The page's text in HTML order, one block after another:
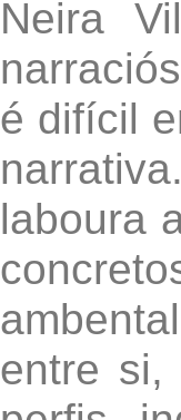
Neira
é difícil
laboura
entre si,